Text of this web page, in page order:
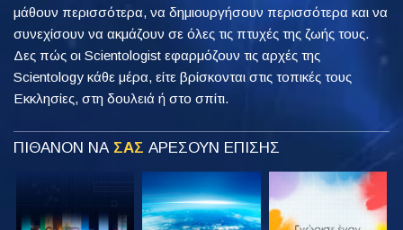
μάθουν περισσότερα, να δημιουργήσουν περισσότερα και να
συνεχίσουν να ακμάζουν σε όλες τις πτυχές της ζωής τους.
Δες πώς οι Scientologist εφαρμόζουν τις αρχές της
Scientology κάθε μέρα, είτε βρίσκονται στις τοπικές τους
Εκκλησίες, στη δουλειά ή στο σπίτι.
ΠΙΘΑΝΟΝ ΝΑ ΣΑΣ ΑΡΕΣΟΥΝ ΕΠΙΣΗΣ